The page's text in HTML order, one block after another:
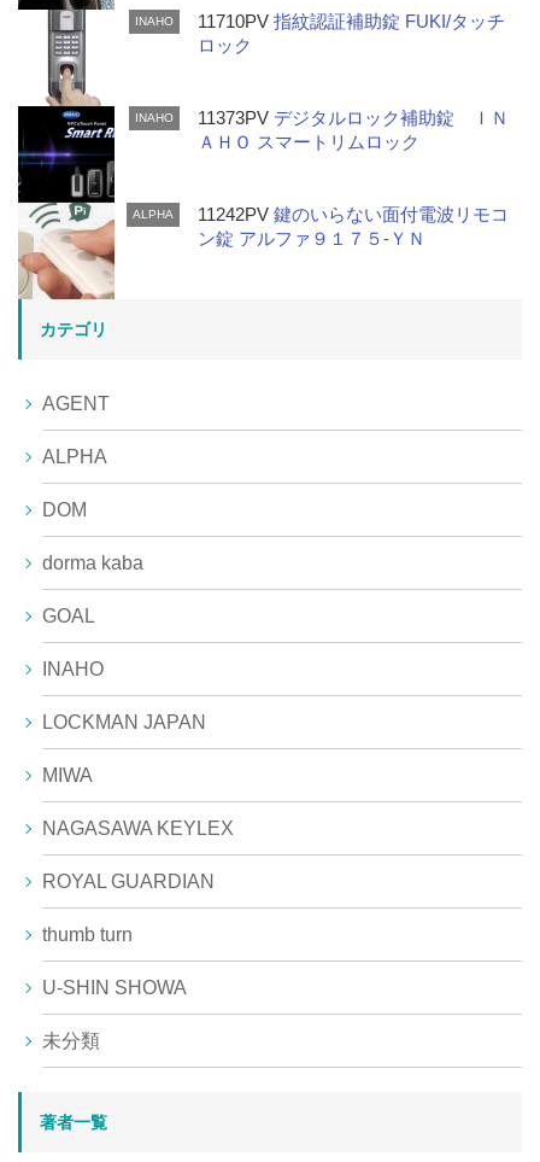
INAHO 11710PV指紋認証補助錠 FUKI/タッチ
ロック
INAHO 11373PV デジタルロック補助錠 ＩＮ
ＡＨＯ スマートリムロック
ALPHA 11242PV鍵のいらない面付電波リモコ
ン錠 アルファ９１７５-ＹＮ
カテゴリ
AGENT
ALPHA
DOM
dorma kaba
GOAL
INAHO
LOCKMAN JAPAN
MIWA
NAGASAWA KEYLEX
ROYAL GUARDIAN
thumb turn
U-SHIN SHOWA
未分類
著者一覧